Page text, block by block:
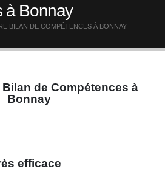
à Bonnay
BILAN DE COMPÉTENCES À BONNAY
de Compétences à
Bonnay
efficace